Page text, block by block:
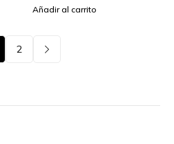
Añadir al carrito
2